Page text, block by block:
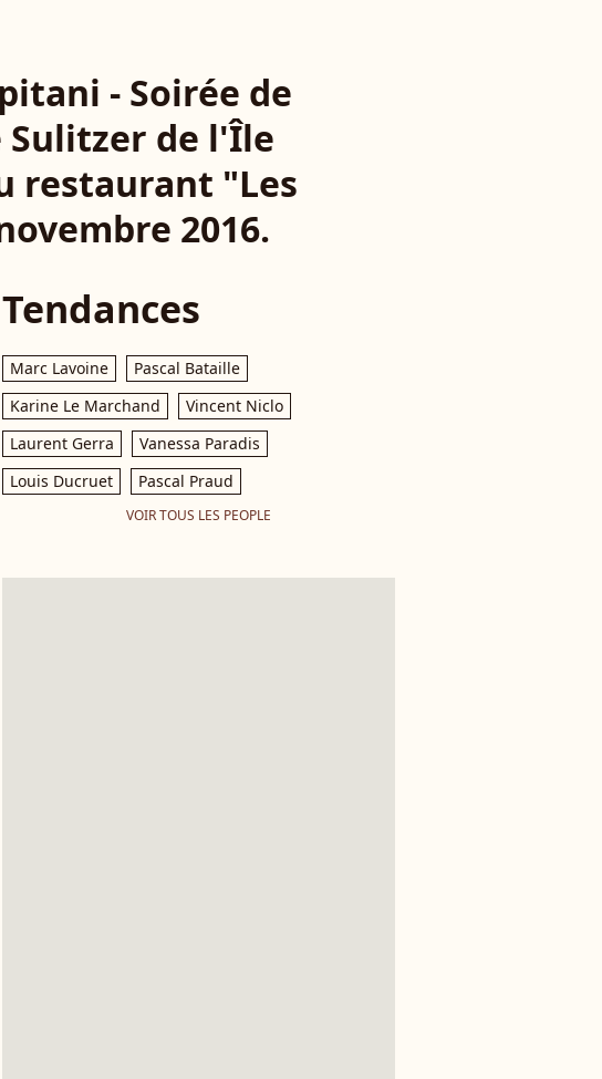
- Soirée de
Sulitzer de l'Île
restaurant "Les
2016.
Tendances
Marc Lavoine
Pascal Bataille
Karine Le Marchand
Vincent Niclo
Laurent Gerra
Vanessa Paradis
Louis Ducruet
Pascal Praud
VOIR TOUS LES PEOPLE